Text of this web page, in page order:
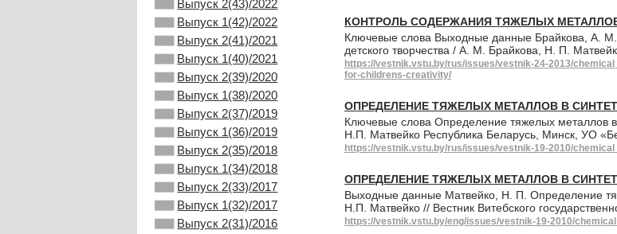
Выпуск 2(43)/2022
Выпуск 1(42)/2022
Выпуск 2(41)/2021
Выпуск 1(40)/2021
Выпуск 2(39)/2020
Выпуск 1(38)/2020
Выпуск 2(37)/2019
Выпуск 1(36)/2019
Выпуск 2(35)/2018
Выпуск 1(34)/2018
Выпуск 2(33)/2017
Выпуск 1(32)/2017
Выпуск 2(31)/2016
КОНТРОЛЬ СОДЕРЖАНИЯ ТЯЖЕЛЫХ
Ключевые слова Выходные данные Брайкова, А.
детского творчества / А. М. Брайкова, Н. П.
https://vestnik.vstu.by/rus/issues/vestnik-24-2013/
for-childrens-creativity/
ОПРЕДЕЛЕНИЕ ТЯЖЕЛЫХ МЕТАЛЛОВ В
Ключевые слова Определение тяжелых металлов
Н.П. Матвейко Республика Беларусь, Минск, УО
https://vestnik.vstu.by/rus/issues/vestnik-19-2010/
ОПРЕДЕЛЕНИЕ ТЯЖЕЛЫХ МЕТАЛЛОВ В
Выходные данные Матвейко, Н. П. Определение
Н.П. Матвейко // Вестник Витебского
https://vestnik.vstu.by/eng/issues/vestnik-19-2010/